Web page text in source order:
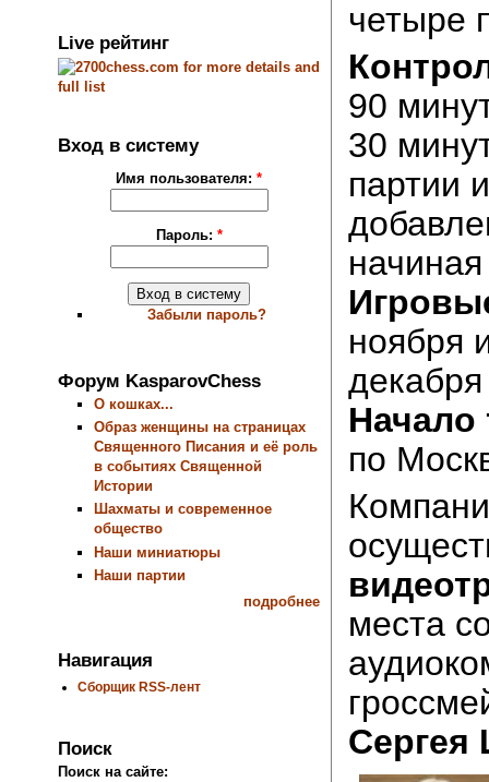
Live рейтинг
Вход в систему
Имя пользователя:*
Пароль: *
Забыли пароль?
Форум KasparovChess
О кошках...
Образ женщины на страницах
Священного Писания и её роль
в событиях Священной
Истории
Шахматы и современное
общество
Наши миниатюры
Наши партии
подробнее
Навигация
Сборщик RSS-лент
Поиск
Поиск на сайте:
четыре
90
30
партии
ноября
по
места